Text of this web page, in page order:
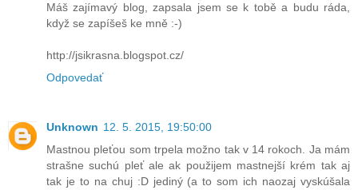
Máš zajímavý blog, zapsala jsem se k tobě a budu ráda,
když se zapíšeš ke mně :-)
http://jsikrasna.blogspot.cz/
Odpovedať
Unknown 12. 5. 2015, 19:50:00
Mastnou pleťou som trpela možno tak v 14 rokoch. Ja mám
strašne suchú pleť ale ak použijem mastnejší krém tak aj
tak je to na chuj :D jediný (a to som ich naozaj vyskúšala